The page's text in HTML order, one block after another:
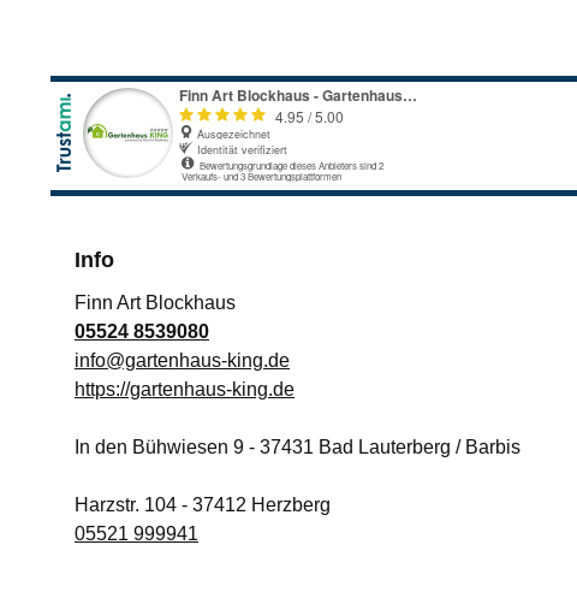
Info
Finn Art Blockhaus
05524 8539080
info@gartenhaus-king.de
https://gartenhaus-king.de
In den Bühwiesen 9 - 37431 Bad Lauterberg / Barbis
Harzstr. 104 - 37412 Herzberg
05521 999941